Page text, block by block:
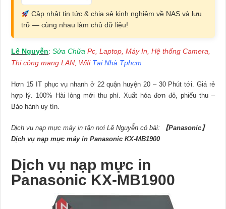
Cập nhật tin tức & chia sẻ kinh nghiệm về NAS và lưu
trữ — cùng nhau làm chủ dữ liệu!
Lê Nguyễn:Sửa Chữa Pc, Laptop, Máy In, Hệ thống Camera,
Thi công mạng LAN, Wifi Tại Nhà Tphcm
Hơn 15 IT phục vụ nhanh ở 22 quận huyện 20 – 30 Phút tới. Giá rẻ
hợp lý. 100% Hài lòng mới thu phí. Xuất hóa đơn đỏ, phiếu thu –
Bảo hành uy tín.
Dịch vụnạp mực máy in tận nơi Lê Nguyễn có bài:
【Panasonic】
Dịch vụ nạp mực máy in Panasonic KX-MB1900
Dịch vụ nạp mực in
Panasonic KX-MB1900